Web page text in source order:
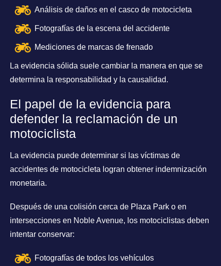
Análisis de daños en el casco de motocicleta
Fotografías de la escena del accidente
Mediciones de marcas de frenado
La evidencia sólida suele cambiar la manera en que se
determina la responsabilidad y la causalidad.
El papel de la evidencia para
defender la reclamación de un
motociclista
La evidencia puede determinar si las víctimas de
accidentes de motocicleta logran obtener indemnización
monetaria.
Después de una colisión cerca de Plaza Park o en
intersecciones en Noble Avenue, los motociclistas deben
intentar conservar:
Fotografías de todos los vehículos